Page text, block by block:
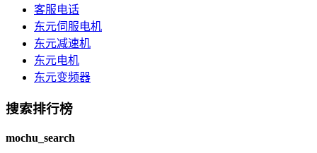
客服电话
东元伺服电机
东元减速机
东元电机
东元变频器
搜索排行榜
mochu_search